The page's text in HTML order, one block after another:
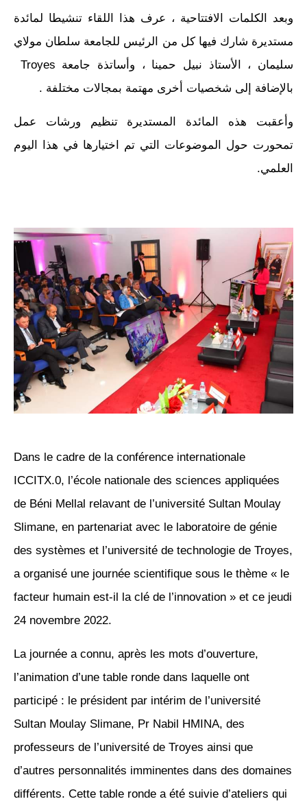
وبعد الكلمات الافتتاحية ، عرف هذا اللقاء تنشيطا لمائدة
مستديرة شارك فيها كل من الرئيس للجامعة سلطان مولاي
بالإضافة إلى شخصيات أخرى مهتمة بمجالات مختلفة .
وأعقبت هذه المائدة المستديرة تنظيم ورشات عمل
تمحورت حول الموضوعات التي تم اختيارها في هذا اليوم
العلمي.
Dans le cadre de la conférence internationale
ICCITX.0, l’école nationale des sciences appliquées
de Béni Mellal relavant de l’université Sultan Moulay
Slimane, en partenariat avec le laboratoire de génie
des systèmes et l’université de technologie de Troyes,
a organisé une journée scientifique sous le thème « le
facteur humain est-il la clé de l’innovation » et ce jeudi
24 novembre 2022.
La journée a connu, après les mots d’ouverture,
l’animation d’une table ronde dans laquelle ont
participé : le président par intérim de l’université
Sultan Moulay Slimane, Pr Nabil HMINA, des
professeurs de l’université de Troyes ainsi que
d’autres personnalités imminentes dans des domaines
différents. Cette table ronde a été suivie d’ateliers qui